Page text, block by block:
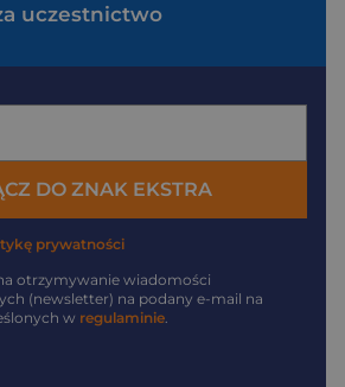
uczestnictwo
DO ZNAK EKSTRA
prywatności
otrzymywanie wiadomości
(newsletter) na podany e-mail na
w regulaminie